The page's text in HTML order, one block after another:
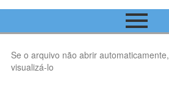
Se o arquivo não abrir automaticamente,
visualizá-lo